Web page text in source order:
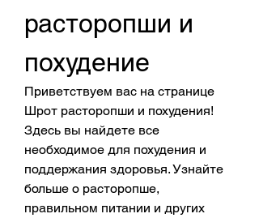
расторопши и
похудение
Приветствуем вас на странице
Шрот расторопши и похудения!
Здесь вы найдете все
необходимое для похудения и
поддержания здоровья. Узнайте
больше о расторопше,
правильном питании и других